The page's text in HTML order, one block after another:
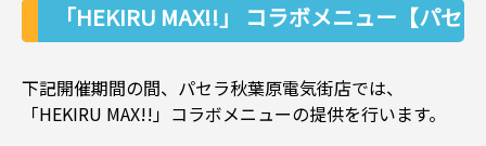
「HEKIRU MAX!!」 コラボメニュー【パセ
下記開催期間の間、パセラ秋葉原電気街店では、
「HEKIRU MAX!!」コラボメニューの提供を行います。